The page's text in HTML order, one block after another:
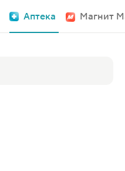
Аптека Магнит